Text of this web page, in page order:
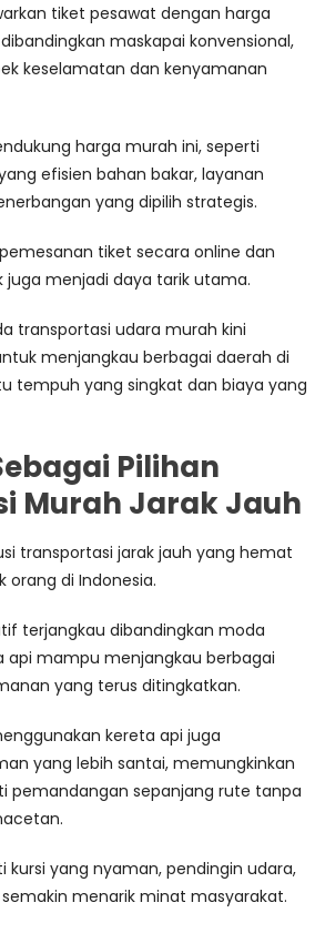
tiket pesawat dengan harga
maskapai konvensional,
keselamatan dan kenyamanan
harga murah ini, seperti
efisien bahan bakar, layanan
yang dipilih strategis.
tiket secara online dan
menjadi daya tarik utama.
transportasi udara murah kini
menjangkau berbagai daerah di
tempuh yang singkat dan biaya yang
Pilihan
Murah Jarak Jauh
transportasi jarak jauh yang hemat
orang di Indonesia.
terjangkau dibandingkan moda
api mampu menjangkau berbagai
yang terus ditingkatkan.
kereta api juga
yang lebih santai, memungkinkan
pemandangan sepanjang rute tanpa
kursi yang nyaman, pendingin udara,
menarik minat masyarakat.